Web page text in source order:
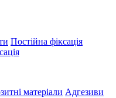
Постійна фіксація
матеріали Адгезиви